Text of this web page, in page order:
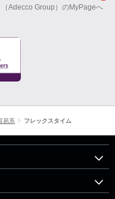
Adecco Group）のMyPageへ
易系 フレックスタイム